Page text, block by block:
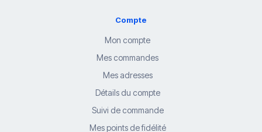
Compte
Mon compte
Mes commandes
Mes adresses
Détails du compte
Suivi de commande
Mes points de fidélité